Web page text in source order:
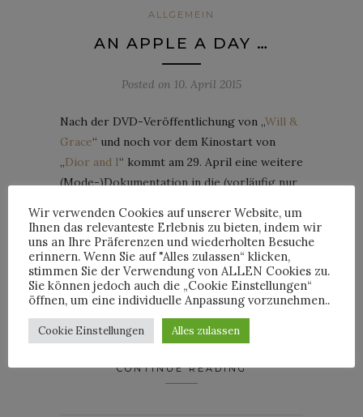
ALLGEMEIN
AN APPLE A DAY …
Posted on 10. April 2015
Nach der DVD-Veröffentlichung von „Will &
Grace“ und noch vor dem Kinostart von
„Dior and I“ kommt am 29. April eine weitere
(Mode-)Dokumentation in die (vorläufig nur
bekommt die New Yorker Stilikone und
Textildesignerin Iris Apfel jetzt ein
filmisches Denkmal gesetzt. Mit dabei ist
natürlich Carl, ihr mittlerweile 100-jähriger
Ehemann, der einen ähnlich fabelhaften
Look hat:
CONTINUE READING
Wir verwenden Cookies auf unserer Website, um
Ihnen das relevanteste Erlebnis zu bieten, indem wir
uns an Ihre Präferenzen und wiederholten Besuche
erinnern. Wenn Sie auf "Alles zulassen“ klicken,
stimmen Sie der Verwendung von ALLEN Cookies zu.
Sie können jedoch auch die „Cookie Einstellungen“
öffnen, um eine individuelle Anpassung vorzunehmen..
Cookie Einstellungen Alles zulassen